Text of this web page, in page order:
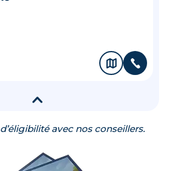
🗞 📞
▾
avec nos conseillers.